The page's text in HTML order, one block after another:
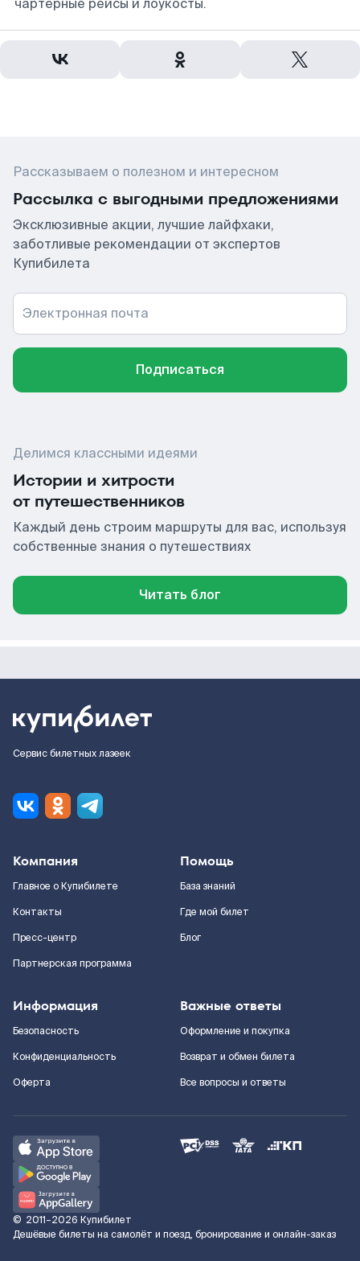
чартерные рейсы и лоукосты.
Рассказываем о полезном и интересном
Рассылка с выгодными предложениями
Эксклюзивные акции, лучшие лайфхаки,
заботливые рекомендации от экспертов
Купибилета
Электронная почта
Подписаться
Делимся классными идеями
Истории и хитрости
от путешественников
Каждый день строим маршруты для вас, используя
собственные знания о путешествиях
Читать блог
Сервис билетных лазеек
Компания
Главное о Купибилете
Контакты
Пресс-центр
Партнерская программа
Помощь
База знаний
Где мой билет
Блог
Информация
Безопасность
Конфиденциальность
Оферта
Важные ответы
Оформление и покупка
Возврат и обмен билета
Все вопросы и ответы
© 2011–2026 Купибилет
Дешёвые билеты на самолёт и поезд, бронирование и онлайн-заказ